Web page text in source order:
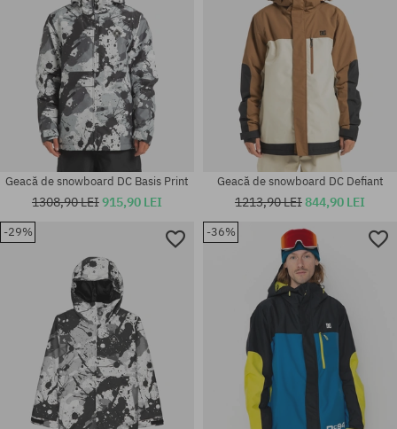
Mărimi existente:
Geacă de snowboard DC Basis Print
1308,90 LEI915,90 LEI
Geacă de snowboard DC Defiant
1213,90 LEI844,90 LEI
-29% -36%